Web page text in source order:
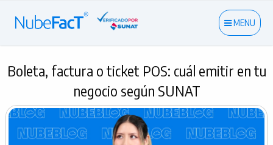
MENU
Boleta, factura o ticket POS: cuál emitir en tu
negocio según SUNAT